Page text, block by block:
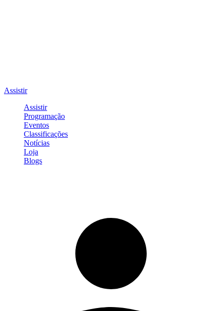
Assistir
Assistir
Programação
Eventos
Classificações
Notícias
Loja
Blogs